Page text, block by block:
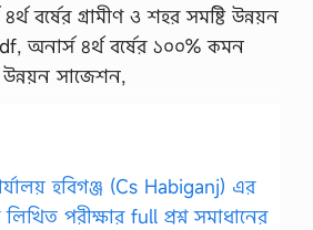
বর্ষের গ্রামীণ ও শহর সমষ্টি উন্নয়ন
অনার্স ৪র্থ বর্ষের ১০০% কমন
উন্নয়ন সাজেশন,
হবিগঞ্জ (Cs Habiganj) এর
লিখিত পরীক্ষার full প্রশ্ন সমাধানের